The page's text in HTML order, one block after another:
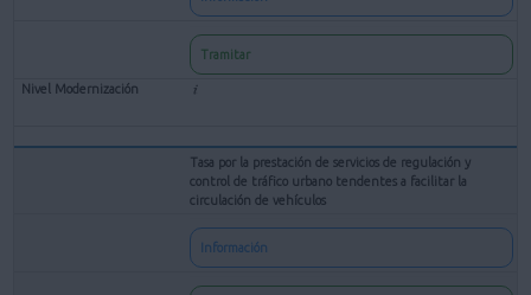
Tramitar
Tasa por la prestación de servicios de regulación y
control de tráfico urbano tendentes a facilitar la
circulación de vehículos
Información